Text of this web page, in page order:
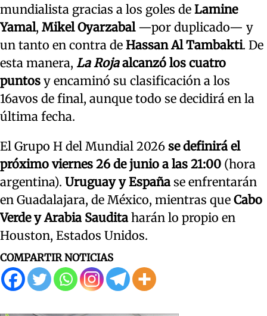
mundialista gracias a los goles de Lamine
Yamal, Mikel Oyarzabal—por duplicado— y
un tanto en contra de Hassan Al Tambakti. De
esta manera, La Rojaalcanzó los cuatro
puntos y encaminó su clasificación a los
16avos de final, aunque todo se decidirá en la
última fecha.
El Grupo H del Mundial 2026 se definirá el
próximo viernes 26 de junio a las 21:00 (hora
argentina). Uruguay y España se enfrentarán
en Guadalajara, de México, mientras que Cabo
Verde y Arabia Saudita harán lo propio en
Houston, Estados Unidos.
COMPARTIR NOTICIAS